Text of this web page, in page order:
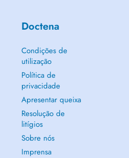
Doctena
Condições de
utilização
Política de
privacidade
Apresentar queixa
Resolução de
litígios
Sobre nós
Imprensa